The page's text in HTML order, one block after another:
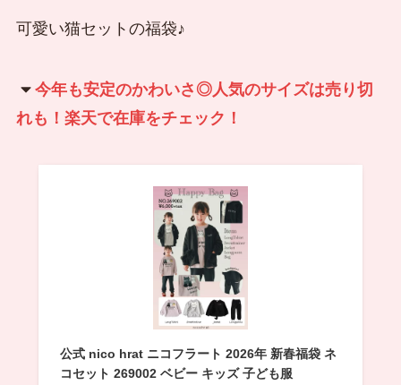
可愛い猫セットの福袋♪
今年も安定のかわいさ◎人気のサイズは売り切
れも！楽天で在庫をチェック！
公式 nico hrat ニコフラート 2026年 新春福袋 ネ
コセット 269002 ベビー キッズ 子ども服